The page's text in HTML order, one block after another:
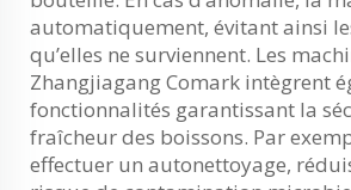
automatiquement, évitant ainsi
qu’elles ne surviennent. Les
Zhangjiagang Comark intègrent
fonctionnalités garantissant la
fraîcheur des boissons. Par
effectuer un autonettoyage,